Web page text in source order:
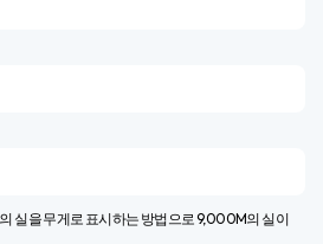
의 실을 무게로 표시하는 방법으로 9,000M의 실이